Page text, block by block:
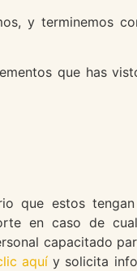
y terminemos
que has
que estos
en caso de
capacitado
aquíy solicita